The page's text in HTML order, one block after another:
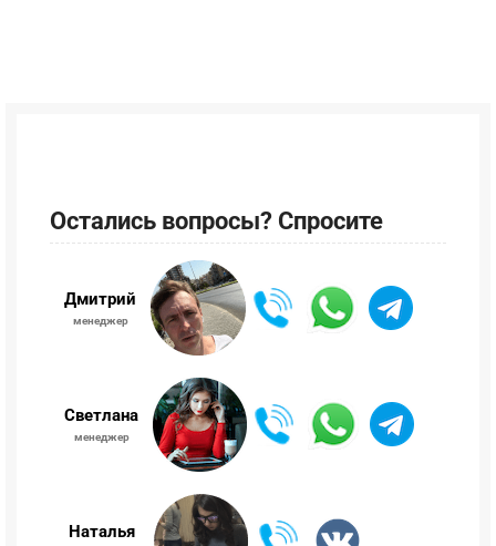
Остались вопросы? Спросите
Дмитрий
менеджер
Светлана
менеджер
Наталья